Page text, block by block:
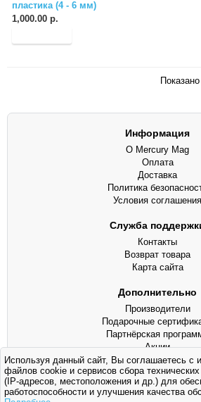
пластика (4 - 6 мм)
1,000.00 р.
Информация
О Mercury Mag
Оплата
Доставка
Политика
Условия соглашения
Служба
Контакты
Возврат товара
Карта сайта
Дополнительно
Производители
Подарочные
Партнёрская
Акции
©Mercury Mag, 2013 -
+7 (925) 116-
Используя данный сайт, Вы соглашаетесь с
файлов cookie и сервисов сбора
(IP-адресов, местоположения и др.) для
работоспособности и улучшения качества